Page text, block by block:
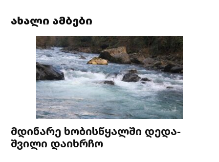
ახალი ამბები
მდინარე ხობისწყალში დედა-
შვილი დაიხრჩო